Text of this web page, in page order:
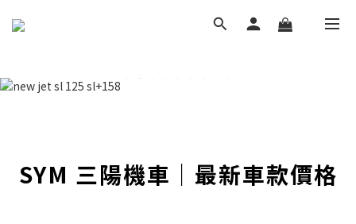
SYM 三陽機車｜最新車款價格